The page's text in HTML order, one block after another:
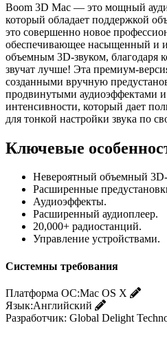
Boom 3D Mac — это мощный
который обладает поддержкой
это совершенно новое
обеспечивающее насыщенный и
объемным 3D-звуком, благодаря
звучат лучше! Эта премиум-
созданными вручную
продвинутыми аудиоэффектами
интенсивности, который дает
для тонкой настройки звука по
Ключевые
Невероятный объемный 3D-
Расширенные
Аудиоэффекты.
Расширенный аудиоплеер.
20,000+ радиостанций.
Управление устройствами.
Системны требования
Платформа ОС:Mac OS X
Язык:Английский
Разработчик: Global Delight